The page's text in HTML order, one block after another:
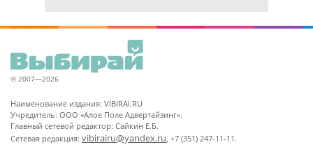
© 2007—2026
Наименование издания: VIBIRAI.RU
Учредитель: ООО «Алое Поле Адвертайзинг».
Главный сетевой редактор: Сайкин Е.Б.
Сетевая редакция: vibirairu@yandex.ru, +7 (351) 247-11-11.